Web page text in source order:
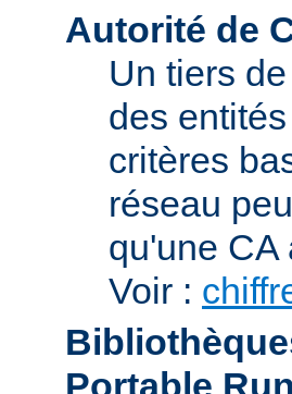
Autorité de
Un tiers
des
critères
réseau
qu'une CA
Voir :
Portable